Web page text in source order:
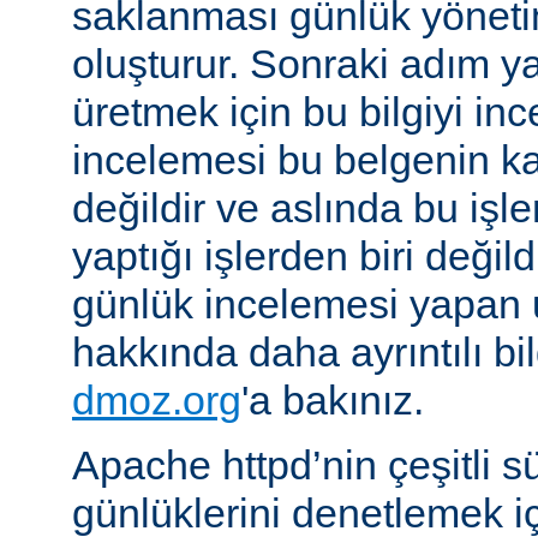
saklanması günlük
oluşturur. Sonraki adım
üretmek için bu bilgiyi
incelemesi bu belgenin
değildir ve aslında bu
yaptığı işlerden biri
günlük incelemesi yapan
hakkında daha ayrıntılı
dmoz.org'a bakınız.
Apache httpd’nin çeşitli
günlüklerini denetlemek